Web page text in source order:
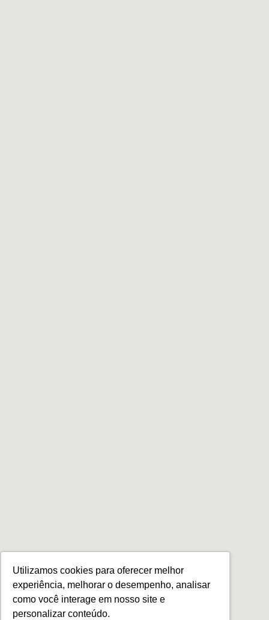
Utilizamos cookies para oferecer melhor
experiência, melhorar o desempenho, analisar
como você interage em nosso site e
personalizar conteúdo.